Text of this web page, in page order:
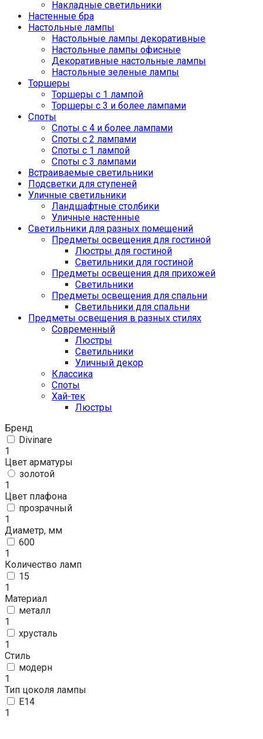
Накладные светильники
Настенные бра
Настольные лампы
Настольные лампы декоративные
Настольные лампы офисные
Декоративные настольные лампы
Настольные зеленые лампы
Торшеры
Торшеры с 1 лампой
Торшеры с 3 и более лампами
Споты
Споты с 4 и более лампами
Споты с 2 лампами
Споты с 1 лампой
Споты с 3 лампами
Встраиваемые светильники
Подсветки для ступеней
Уличные светильники
Ландшафтные столбики
Уличные настенные
Светильники для разных помещений
Предметы освещения для гостиной
Люстры для гостиной
Светильники для гостиной
Предметы освещения для прихожей
Светильники
Предметы освещения для спальни
Светильники для спальни
Предметы освещения в разных стилях
Cовременный
Люстры
Светильники
Уличный декор
Классика
Споты
Хай-тек
Люстры
Бренд
Divinare
1
Цвет арматуры
золотой
1
Цвет плафона
прозрачный
1
Диаметр, мм
600
1
Количество ламп
15
1
Материал
металл
1
хрусталь
1
Стиль
модерн
1
Тип цоколя лампы
E14
1